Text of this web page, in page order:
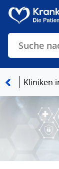
Suche
Kliniken